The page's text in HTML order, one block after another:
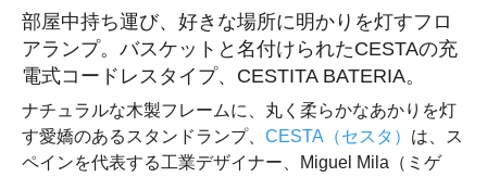
部屋中持ち運び、好きな場所に明かりを灯すフロ
アランプ。バスケットと名付けられたCESTAの充
電式コードレスタイプ、CESTITA BATERIA。
ナチュラルな木製フレームに、丸く柔らかなあかりを灯
す愛嬌のあるスタンドランプ、 CESTA（セスタ） は、ス
ペインを代表する工業デザイナー、Miguel Mila（ミゲ